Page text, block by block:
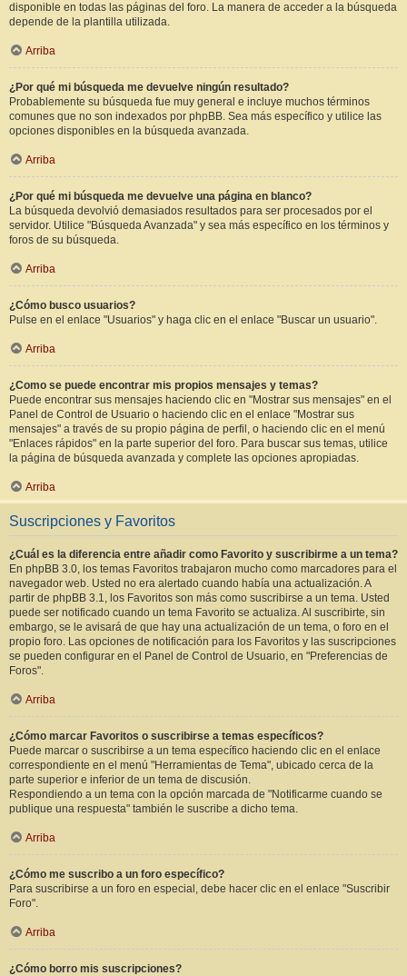
disponible en todas las páginas del foro. La manera de acceder a la búsqueda
depende de la plantilla utilizada.
Arriba
¿Por qué mi búsqueda me devuelve ningún resultado?
Probablemente su búsqueda fue muy general e incluye muchos términos
comunes que no son indexados por phpBB. Sea más específico y utilice las
opciones disponibles en la búsqueda avanzada.
Arriba
¿Por qué mi búsqueda me devuelve una página en blanco?
La búsqueda devolvió demasiados resultados para ser procesados por el
servidor. Utilice "Búsqueda Avanzada" y sea más específico en los términos y
foros de su búsqueda.
Arriba
¿Cómo busco usuarios?
Pulse en el enlace "Usuarios" y haga clic en el enlace "Buscar un usuario".
Arriba
¿Como se puede encontrar mis propios mensajes y temas?
Puede encontrar sus mensajes haciendo clic en "Mostrar sus mensajes" en el
Panel de Control de Usuario o haciendo clic en el enlace "Mostrar sus
mensajes" a través de su propio página de perfil, o haciendo clic en el menú
"Enlaces rápidos" en la parte superior del foro. Para buscar sus temas, utilice
la página de búsqueda avanzada y complete las opciones apropiadas.
Arriba
Suscripciones y Favoritos
¿Cuál es la diferencia entre añadir como Favorito y suscribirme a un tema?
En phpBB 3.0, los temas Favoritos trabajaron mucho como marcadores para el
navegador web. Usted no era alertado cuando había una actualización. A
partir de phpBB 3.1, los Favoritos son más como suscribirse a un tema. Usted
puede ser notificado cuando un tema Favorito se actualiza. Al suscribirte, sin
embargo, se le avisará de que hay una actualización de un tema, o foro en el
propio foro. Las opciones de notificación para los Favoritos y las suscripciones
se pueden configurar en el Panel de Control de Usuario, en "Preferencias de
Foros".
Arriba
¿Cómo marcar Favoritos o suscribirse a temas específicos?
Puede marcar o suscribirse a un tema específico haciendo clic en el enlace
correspondiente en el menú "Herramientas de Tema", ubicado cerca de la
parte superior e inferior de un tema de discusión.
Respondiendo a un tema con la opción marcada de "Notificarme cuando se
publique una respuesta" también le suscribe a dicho tema.
Arriba
¿Cómo me suscribo a un foro específico?
Para suscribirse a un foro en especial, debe hacer clic en el enlace "Suscribir
Foro".
Arriba
¿Cómo borro mis suscripciones?